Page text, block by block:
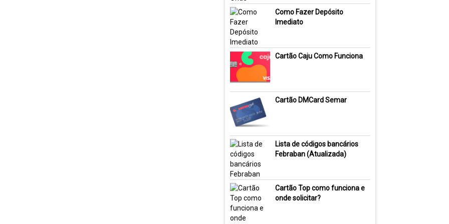
Como Fazer Depósito
Imediato
Cartão Caju Como Funciona
Cartão DMCard Semar
Lista de códigos bancários
Febraban (Atualizada)
Cartão Top como funciona e
onde solicitar?